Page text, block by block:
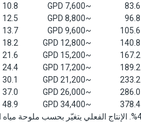
83.6
~7,600 GPD
10.8
96.8
~8,800 GPD
12.5
105.6
~9,600 GPD
13.7
140.8
~12,800 GPD
18.2
167.2
~15,200 GPD
21.6
189.2
~17,200 GPD
24.4
233.2
~21,200 GPD
30.1
286.0
~26,000 GPD
37.0
378.4
~34,400 GPD
48.9
جميع معدلات التدفق تفترض استرداد نظام بنسبة 40%. الإنتاج